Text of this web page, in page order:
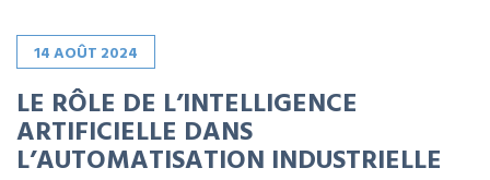
14AOÛT 2024
LE RÔLE DE L’INTELLIGENCE
ARTIFICIELLE DANS
L’AUTOMATISATION INDUSTRIELLE